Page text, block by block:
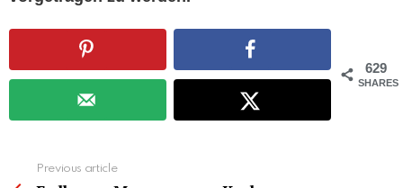
629
SHARES
Previous article